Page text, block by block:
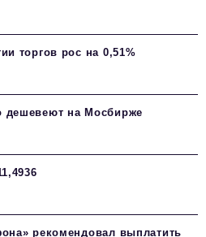
торгов рос на 0,51%
на Мосбирже
рекомендовал выплатить